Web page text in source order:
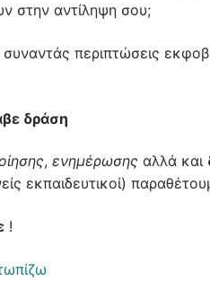
στην αντίληψη σου;
συναντάς περιπτώσεις
δράση
, ενημέρωσης αλλά και
εκπαιδευτικοί)
!